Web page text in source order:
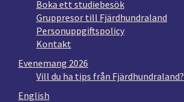
Boka ett studiebesök
Gruppresor till Fjärdhundraland
Personuppgiftspolicy
Kontakt
Evenemang 2026
Vill du ha tips från Fjärdhundraland?
English